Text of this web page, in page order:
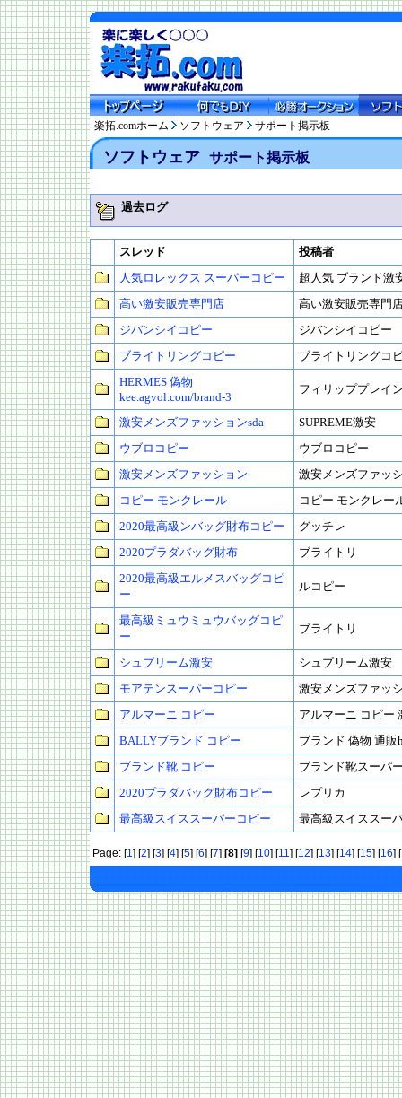
楽拓.comホーム ソフトウェア サポート掲示板
ソフトウェア サポート掲示板
過去ログ
スレッド
投稿者
人気ロレックス スーパーコピー
超人気 ブランド激
高い激安販売専門店
高い激安販売専門
ジバンシイコピー
ジバンシイコピー
ブライトリングコピー
ブライトリングコ
HERMES 偽物
kee.agvol.com/brand-3
フィリッププレイ
激安メンズファッションsda
SUPREME激安
ウブロコピー
ウブロコピー
激安メンズファッション
激安メンズファッ
コピー モンクレール
コピー モンクレー
2020最高級ンバッグ財布コピー
グッチレ
2020プラダバッグ財布
ブライトリ
2020最高級エルメスバッグコピ
ー
ルコピー
最高級ミュウミュウバッグコピ
ー
ブライトリ
シュプリーム激安
シュプリーム激安
モアテンスーパーコピー
激安メンズファッ
アルマーニ コピー
アルマーニ コピー
BALLYブランド コピー
ブランド 偽物 通販
ブランド靴 コピー
ブランド靴スーパ
2020プラダバッグ財布コピー
レプリカ
最高級スイススーパーコピー
最高級スイススー
Page: [1] [2] [3] [4] [5] [6] [7] [8] [9] [10] [11] [12] [13] [14] [15] [16] [